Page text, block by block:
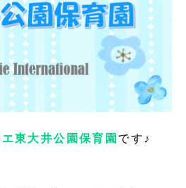
東大井公園保育園 です♪